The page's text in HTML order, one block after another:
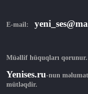
E-mail:
Müəllif hüquqları qorunur.
Yenises.ru-nun
mütləqdir.